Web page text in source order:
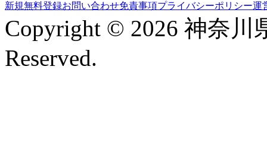
新規無料登録お問い合わせ免責事項プライバシーポリシー運
Copyright © 2026 神奈
Reserved.